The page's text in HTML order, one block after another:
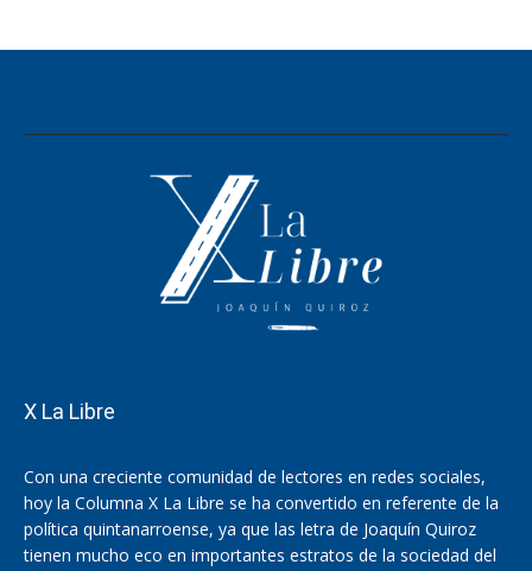
X La Libre
Con una creciente comunidad de lectores en redes sociales,
hoy la Columna X La Libre se ha convertido en referente de la
política quintanarroense, ya que las letra de Joaquín Quiroz
tienen mucho eco en importantes estratos de la sociedad del